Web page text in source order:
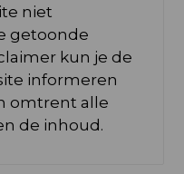
niet
getoonde
kun je de
informeren
omtrent alle
de inhoud.